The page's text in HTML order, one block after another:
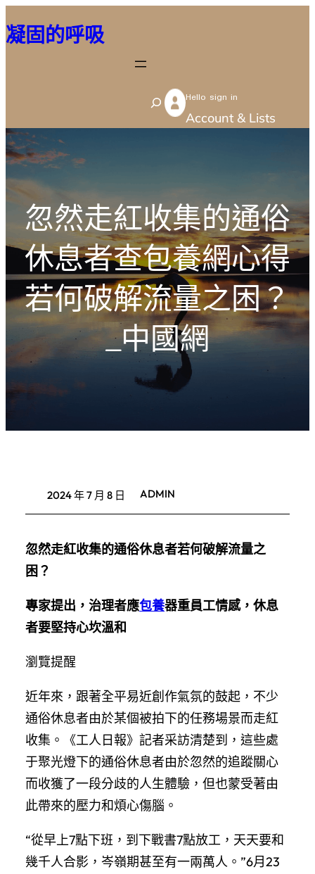
至
容
凝固的呼吸
S
e
Hello sign in
Account & Lists
忽然走紅收集的通俗
休息者查包養網心得
若何破解流量之困？
_中國網
2024 年 7 月 8 日 ADMIN
忽然走紅收集的通俗休息者若何破解流量之
困？
專家提出，治理者應包養器重員工情感，休息
者要堅持心坎溫和
瀏覽提醒
近年來，跟著全平易近創作氣氛的鼓起，不少
通俗休息者由於某個被拍下的任務場景而走紅
收集。《工人日報》記者采訪清楚到，這些處
于聚光燈下的通俗休息者由於忽然的追蹤關心
而收獲了一段分歧的人生體驗，但也蒙受著由
此帶來的壓力和煩心傷腦。
“從早上7點下班，到下戰書7點放工，天天要和
幾千人合影，岑嶺期甚至有一兩萬人。”6月23